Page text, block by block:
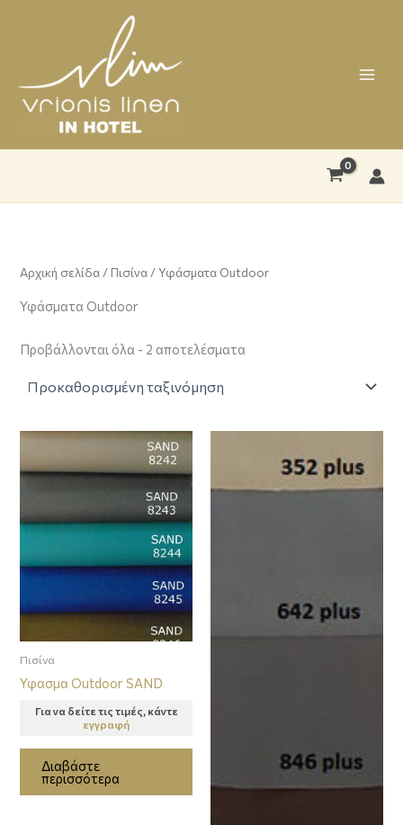
Αρχική σελίδα / Πισίνα / Υφάσματα Outdoor
Υφάσματα Outdoor
Προβάλλονται όλα - 2 αποτελέσματα
Πισίνα
Υφασμα Outdoor SAND
Για να δείτε τις τιμές, κάντε
εγγραφή
Διαβάστε
περισσότερα